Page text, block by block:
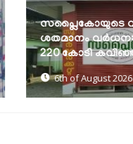
വർധന:
കോടി കവിഞ്ഞു
6th of August 2026